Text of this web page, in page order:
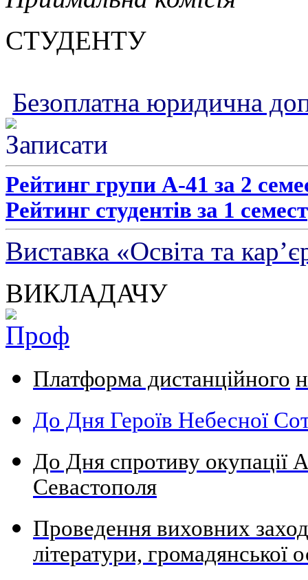
СТУДЕНТУ
Безоплатна юридична
Рейтинг групи А-41 за 2
Рейтинг студентів за 1
Виставка «Освіта та
ВИКЛАДАЧУ
Платформа дистанційного
До Дня Героїв Небесної
До Дня спротиву окупації
Севастополя
Проведення виховних
літератури, громадянської